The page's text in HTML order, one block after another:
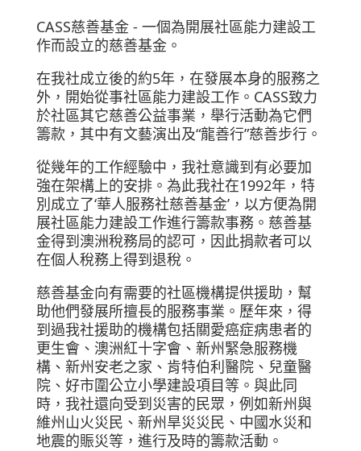
CASS慈善基金 - 一個為開展社區能力建設工
作而設立的慈善基金。
在我社成立後的約5年，在發展本身的服務之
外，開始從事社區能力建設工作。CASS致力
於社區其它慈善公益事業，舉行活動為它們
籌款，其中有文藝演出及“龍善行”慈善步行。
從幾年的工作經驗中，我社意識到有必要加
強在架構上的安排。為此我社在1992年，特
別成立了‘華人服務社慈善基金’，以方便為開
展社區能力建設工作進行籌款事務。慈善基
金得到澳洲稅務局的認可，因此捐款者可以
在個人稅務上得到退稅。
慈善基金向有需要的社區機構提供援助，幫
助他們發展所擅長的服務事業。歷年來，得
到過我社援助的機構包括關愛癌症病患者的
更生會、澳洲紅十字會、新州緊急服務機
構、新州安老之家、肯特伯利醫院、兒童醫
院、好市圍公立小學建設項目等。與此同
時，我社還向受到災害的民眾，例如新州與
維州山火災民、新州旱災災民、中國水災和
地震的賑災等，進行及時的籌款活動。